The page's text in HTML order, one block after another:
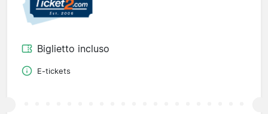
Biglietto incluso
E-tickets